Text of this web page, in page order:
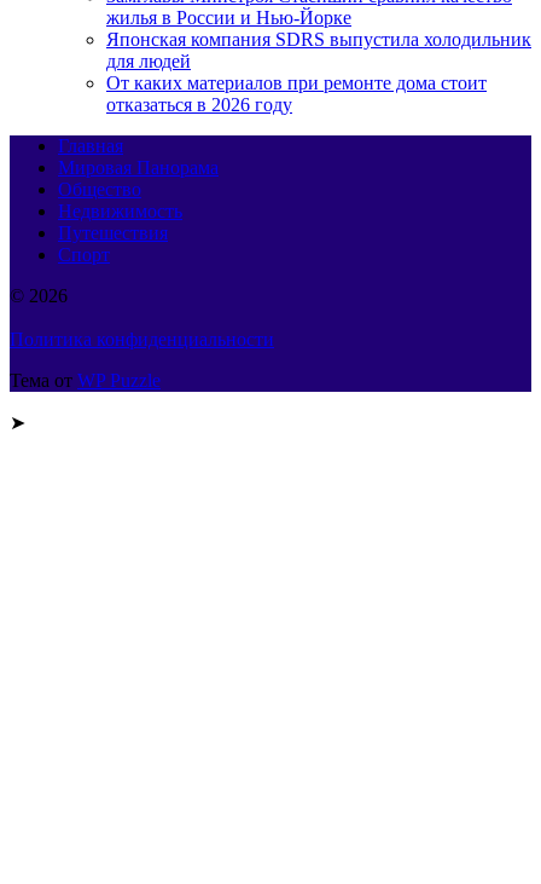
жилья в России и Нью-Йорке
Японская компания SDRS выпустила холодильник
для людей
От каких материалов при ремонте дома стоит
отказаться в 2026 году
Главная
Мировая Панорама
Общество
Недвижимость
Путешествия
Спорт
© 2026
Политика конфиденциальности
Тема от WP Puzzle
➤